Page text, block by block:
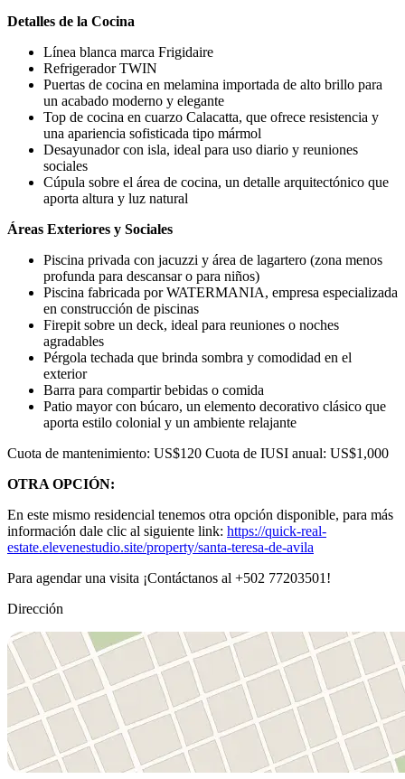
Detalles de la Cocina
Línea blanca marca Frigidaire
Refrigerador TWIN
Puertas de cocina en melamina importada de alto brillo para
un acabado moderno y elegante
Top de cocina en cuarzo Calacatta, que ofrece resistencia y
una apariencia sofisticada tipo mármol
Desayunador con isla, ideal para uso diario y reuniones
sociales
Cúpula sobre el área de cocina, un detalle arquitectónico que
aporta altura y luz natural
Áreas Exteriores y Sociales
Piscina privada con jacuzzi y área de lagartero (zona menos
profunda para descansar o para niños)
Piscina fabricada por WATERMANIA, empresa especializada
en construcción de piscinas
Firepit sobre un deck, ideal para reuniones o noches
agradables
Pérgola techada que brinda sombra y comodidad en el
exterior
Barra para compartir bebidas o comida
Patio mayor con búcaro, un elemento decorativo clásico que
aporta estilo colonial y un ambiente relajante
Cuota de mantenimiento: US$120 Cuota de IUSI anual: US$1,000
OTRA OPCIÓN:
En este mismo residencial tenemos otra opción disponible, para más
información dale clic al siguiente link: https://quick-real-
estate.elevenestudio.site/property/santa-teresa-de-avila
Para agendar una visita ¡Contáctanos al +502 77203501!
Dirección